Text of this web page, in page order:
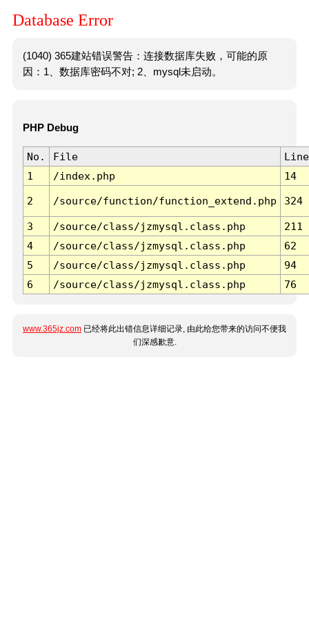
Database Error
(1040) 365建站错误警告：连接数据库失败，可能的原
因：1、数据库密码不对; 2、mysql未启动。
PHP Debug
No. File
Line
1
/index.php 14
2 /source/function/function_extend.php 324
3 /source/class/jzmysql.class.php
211
4
/source/class/jzmysql.class.php
62
5
/source/class/jzmysql.class.php
94
6
/source/class/jzmysql.class.php 76
www.365jz.com 已经将此出错信息详细记录, 由此给您带来的访问不便我
们深感歉意.